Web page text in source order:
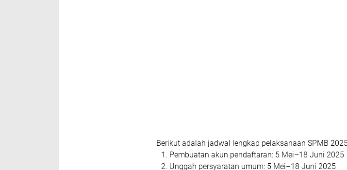
Berikut adalah jadwal lengkap pelaksanaan SPMB
Pembuatan akun pendaftaran: 5 Mei–18 Juni 2025
Unggah persyaratan umum: 5 Mei–18 Juni 2025